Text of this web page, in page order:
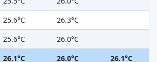
25.6°C
26.3°C
25.6°C
26.0°C
26.1°C 26.0°C
26.1°C